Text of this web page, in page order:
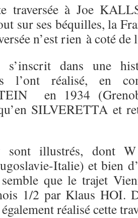
traversée à Joe
sur ses béquilles, la
n’est rien à coté de
s’inscrit dans une
l’ont réalisé, en
en 1934
SILVERETTA et
sont illustrés, dont
Italie) et bien
que le trajet
1/2 par Klaus HOI.
réalisé cette